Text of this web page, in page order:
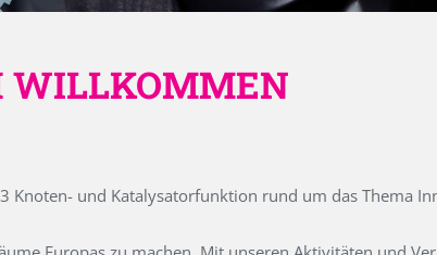
WILLKOMMEN
Knoten- und Katalysatorfunktion rund um das Thema